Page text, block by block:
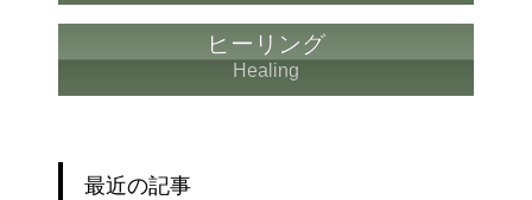
ヒーリング
Healing
最近の記事